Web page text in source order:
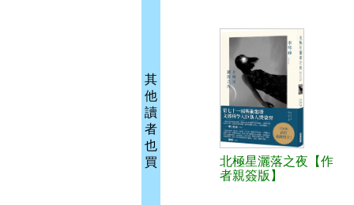
其
他
讀
者
也
買
北極星灑落之夜【作
者親簽版】